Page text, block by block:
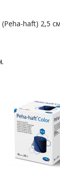
(Peha-haft) 2,5